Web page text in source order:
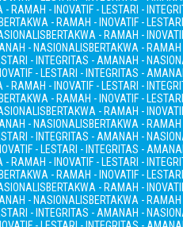
- RAMAH - INOVATIF - LESTARI -
BERTAKWA - RAMAH - INOVATIF -
BERTAKWA - RAMAH -
- NASIONALISBERTAKWA -
- INTEGRITAS - AMANAH -
- LESTARI - INTEGRITAS -
- RAMAH - INOVATIF - LESTARI -
BERTAKWA - RAMAH - INOVATIF -
BERTAKWA - RAMAH -
- NASIONALISBERTAKWA -
- INTEGRITAS - AMANAH -
- LESTARI - INTEGRITAS -
- RAMAH - INOVATIF - LESTARI -
BERTAKWA - RAMAH - INOVATIF -
BERTAKWA - RAMAH -
- NASIONALISBERTAKWA -
- INTEGRITAS - AMANAH -